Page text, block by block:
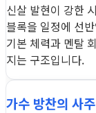
신살 발현이 강한
블록을 일정에 선
기본 체력과 멘탈
지는 구조입니다.
가수 방찬의 사